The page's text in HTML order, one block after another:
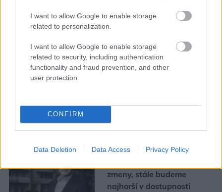
I want to allow Google to enable storage
related to personalization.
I want to allow Google to enable storage
related to security, including authentication
functionality and fraud prevention, and other
user protection.
CONFIRM
Data Deletion Data Access Privacy Policy
Mohlo by vás zaujímať
pôvodný charakter bytu.
kontrastov
zmeny, stále budeme
najhorší v dostupnosti